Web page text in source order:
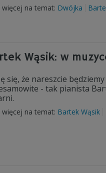
więcej na temat: Dwójka
Wąsik: w
się, że nareszcie
- tak pianista
więcej na temat: Bartek Wąsik